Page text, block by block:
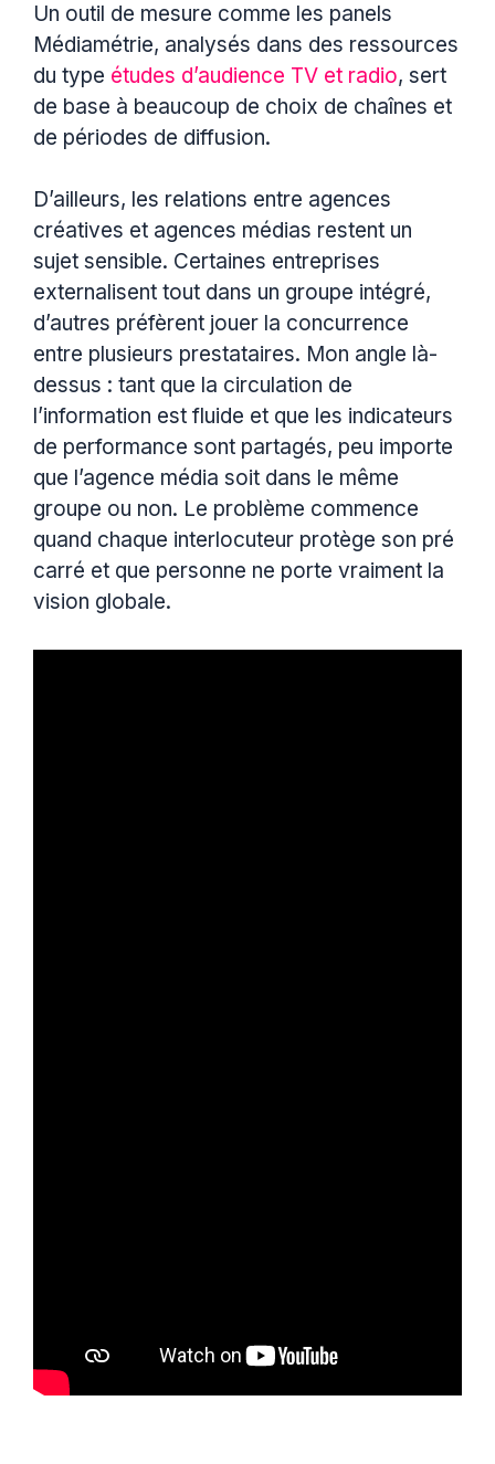
Un outil de mesure comme les panels
Médiamétrie, analysés dans des ressources
du type études d’audience TV et radio, sert
de base à beaucoup de choix de chaînes et
de périodes de diffusion.
D’ailleurs, les relations entre agences
créatives et agences médias restent un
sujet sensible. Certaines entreprises
externalisent tout dans un groupe intégré,
d’autres préfèrent jouer la concurrence
entre plusieurs prestataires. Mon angle là-
dessus : tant que la circulation de
l’information est fluide et que les indicateurs
de performance sont partagés, peu importe
que l’agence média soit dans le même
groupe ou non. Le problème commence
quand chaque interlocuteur protège son pré
carré et que personne ne porte vraiment la
vision globale.